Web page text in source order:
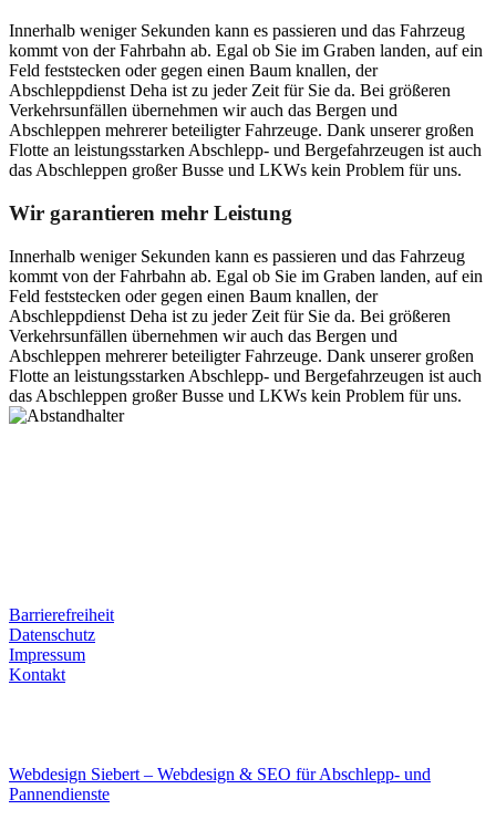
Innerhalb weniger Sekunden kann es passieren und das Fahrzeug
kommt von der Fahrbahn ab. Egal ob Sie im Graben landen, auf ein
Feld feststecken oder gegen einen Baum knallen, der
Abschleppdienst Deha ist zu jeder Zeit für Sie da. Bei größeren
Verkehrsunfällen übernehmen wir auch das Bergen und
Abschleppen mehrerer beteiligter Fahrzeuge. Dank unserer großen
Flotte an leistungsstarken Abschlepp- und Bergefahrzeugen ist auch
das Abschleppen großer Busse und LKWs kein Problem für uns.
Wir garantieren mehr Leistung
Innerhalb weniger Sekunden kann es passieren und das Fahrzeug
kommt von der Fahrbahn ab. Egal ob Sie im Graben landen, auf ein
Feld feststecken oder gegen einen Baum knallen, der
Abschleppdienst Deha ist zu jeder Zeit für Sie da. Bei größeren
Verkehrsunfällen übernehmen wir auch das Bergen und
Abschleppen mehrerer beteiligter Fahrzeuge. Dank unserer großen
Flotte an leistungsstarken Abschlepp- und Bergefahrzeugen ist auch
das Abschleppen großer Busse und LKWs kein Problem für uns.
Barrierefreiheit
Datenschutz
Impressum
Kontakt
Webdesign Siebert – Webdesign & SEO für Abschlepp- und
Pannendienste